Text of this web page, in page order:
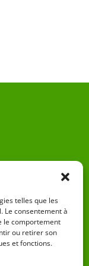
telles que les
Le consentement à
le comportement
ou retirer son
et fonctions.